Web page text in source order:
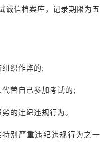
诚信档案库，记录期限为五
织作弊的;
替自己参加考试的;
的违纪违规行为。
别严重违纪违规行为之一